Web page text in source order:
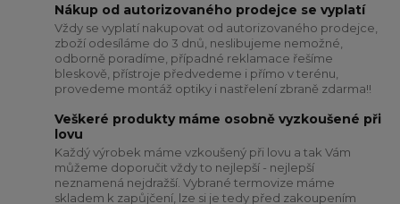
Nákup od autorizovaného prodejce se vyplatí
Vždy se vyplatí nakupovat od autorizovaného prodejce,
zboží odesíláme do 3 dnů, neslibujeme nemožné,
odborně poradíme, případné reklamace řešíme
bleskově, přístroje předvedeme i přímo v terénu,
provedeme montáž optiky i nastřelení zbraně zdarma!!
Veškeré produkty máme osobně vyzkoušené při
lovu
Každý výrobek máme vzkoušený při lovu a tak Vám
můžeme doporučit vždy to nejlepší - nejlepší
neznamená nejdražší. Vybrané termovize máme
skladem k zapůjčení, lze si je tedy před zakoupením